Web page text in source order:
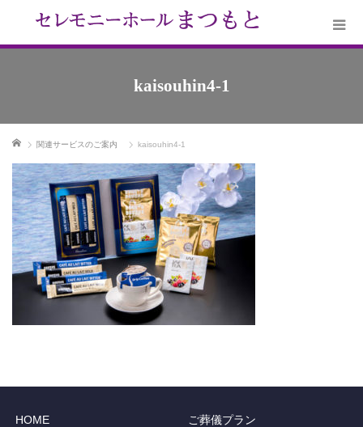
kaisouhin4-1
ホーム 関連サービスのご案内 kaisouhin4-1
HOME ご葬儀プラン